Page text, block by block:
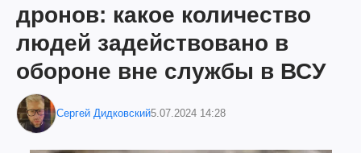
дронов: какое количество
людей задействовано в
обороне вне службы в ВСУ
Сергей Дидковский5.07.2024 14:28